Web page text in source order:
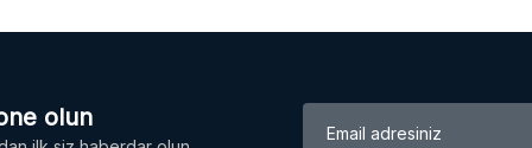
olun